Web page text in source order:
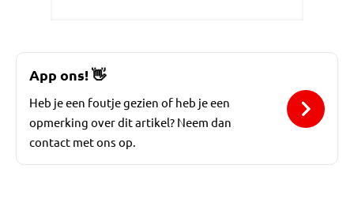
App ons!👋
Heb je een foutje gezien of heb je een
opmerking over dit artikel? Neem dan
contact met ons op.